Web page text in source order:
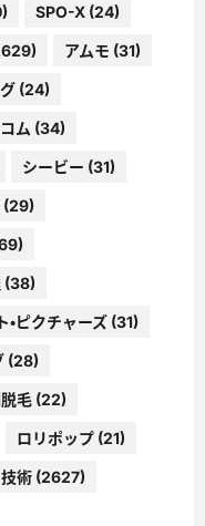
SPO-X (24)
アムモ (31)
(24)
ム (34)
シービー (31)
(29)
(38)
・ピクチャーズ (31)
(28)
毛 (22)
ロリポップ (21)
技術 (2627)